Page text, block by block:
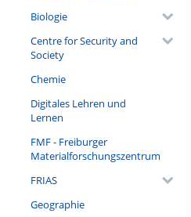
Biologie
Centre for Security and
Society
Chemie
Digitales Lehren und
Lernen
FMF - Freiburger
Materialforschungszentrum
FRIAS
Geographie